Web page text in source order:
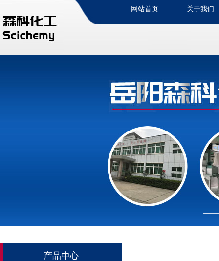
网站首页 关于我们
产品中心